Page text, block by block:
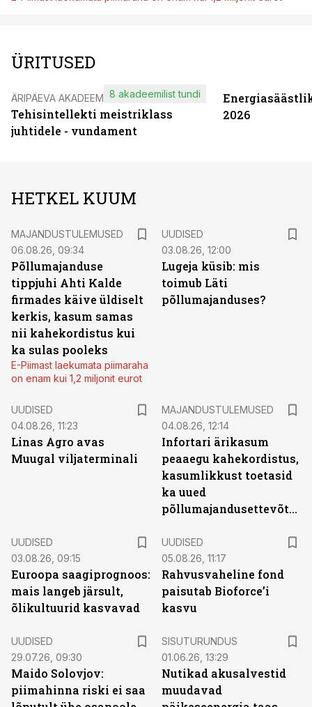
ÜRITUSED
ÄRIPÄEVA AKADEEMIA
Tehisintellekti meistriklass
juhtidele - vundament
8 akadeemilist tundi
2026
HETKEL KUUM
MAJANDUSTULEMUSED
06.08.26, 09:34
Põllumajanduse
tippjuhi Ahti Kalde
firmades käive üldiselt
kerkis, kasum samas
nii kahekordistus kui
ka sulas pooleks
E-Piimast laekumata piimaraha
on enam kui 1,2 miljonit eurot
UUDISED
03.08.26, 12:00
Lugeja küsib: mis
toimub Läti
põllumajanduses?
UUDISED
04.08.26, 11:23
Linas Agro avas
Muugal viljaterminali
MAJANDUSTULEMUSED
04.08.26, 12:14
Infortari ärikasum
peaaegu kahekordistus,
kasumlikkust toetasid
ka uued
põllumajandusettevõtted
UUDISED
03.08.26, 09:15
Euroopa saagiprognoos:
mais langeb järsult,
õlikultuurid kasvavad
UUDISED
05.08.26, 11:17
Rahvusvaheline fond
paisutab Bioforce’i
kasvu
UUDISED
29.07.26, 09:30
Maido Solovjov:
piimahinna riski ei saa
SISUTURUNDUS
01.06.26, 13:29
Nutikad akusalvestid
muudavad